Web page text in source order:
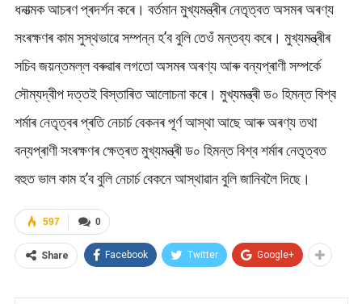
ধনাত্মক আচৰণ প্ৰদৰ্শন কৰে। বৰ্তমান মুখ্যমন্ত্ৰীৰ নেতৃত্বত অসমৰ অৰণ্য
সংৰক্ষণৰ কাম সুস্থভাৱে সম্পন্ন হ’ব বুলি তেওঁ মন্তব্য কৰে। মুখ্যমন্ত্ৰীৰ
সচিব জয়ন্তমল্ল বৰুৱাৰ লগতো অসমৰ অৰণ্য আৰু বন্যপ্ৰাণী সম্পৰ্কে
সৌম্যদ্বীপ দত্তই বিস্তাৰিত আলোচনা কৰে। মুখ্যমন্ত্ৰী ড০ হিমন্ত বিশ্ব
শৰ্মাৰ নেতৃত্বৰ প্ৰতি নেচাৰ্চ বেকনৰ পূৰ্ণ আস্থা আছে আৰু অৰণ্য তথা
বন্যপ্ৰাণী সংৰক্ষণৰ ক্ষেত্ৰত মুখ্যমন্ত্ৰী ড০ হিমন্ত বিশ্ব শৰ্মাৰ নেতৃত্বত
বহুত ভাল কাম হ’ব বুলি নেচাৰ্চ বেকনে আস্থাৱান বুলি জানিবলৈ দিছে।
0
597
Share Facebook Twitter Google+